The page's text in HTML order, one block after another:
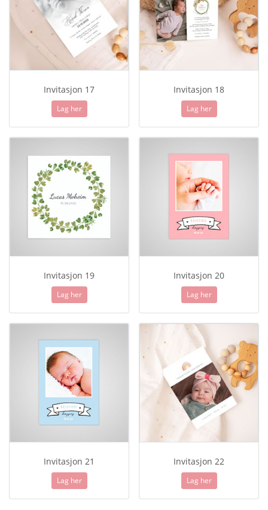
Invitasjon 17
Lag her
Invitasjon 18
Lag her
Invitasjon 19
Lag her
Invitasjon 20
Lag her
Invitasjon 21
Lag her
Invitasjon 22
Lag her